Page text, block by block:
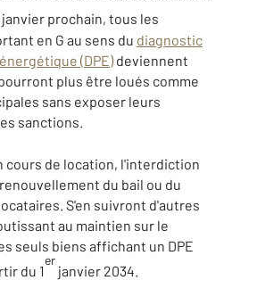
janvier prochain, tous les
en G au sens du diagnostic
(DPE)deviennent
plus être loués comme
sans exposer leurs
sanctions.
cours de location, l'interdiction
du bail ou du
S'en suivront d'autres
au maintien sur le
seuls biens affichant un DPE
du 1
er
janvier 2034.